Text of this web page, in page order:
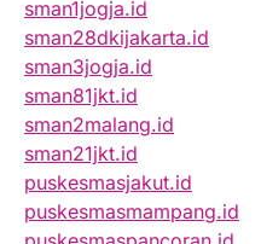
sman1jogja.id
sman28dkijakarta.id
sman3jogja.id
sman81jkt.id
sman2malang.id
sman21jkt.id
puskesmasjakut.id
puskesmasmampang.id